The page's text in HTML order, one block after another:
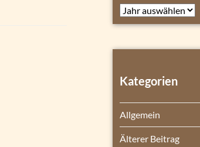
Archiv
Kategorien
Allgemein
Älterer Beitrag